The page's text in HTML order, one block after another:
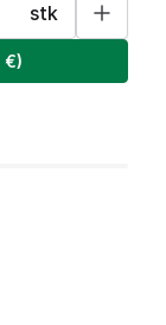
stk
€)